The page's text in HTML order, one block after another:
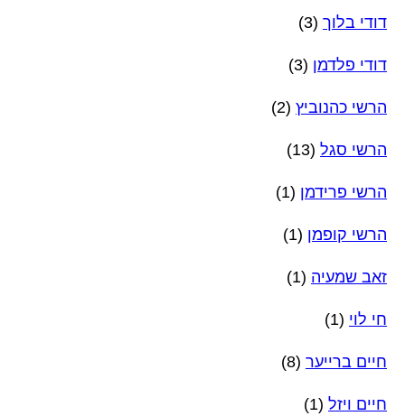
דודי בלוך (3)
דודי פלדמן (3)
הרשי כהנוביץ (2)
הרשי סגל (13)
הרשי פרידמן (1)
הרשי קופמן (1)
זאב שמעיה (1)
חי לוי (1)
חיים ברייער (8)
חיים ויזל (1)